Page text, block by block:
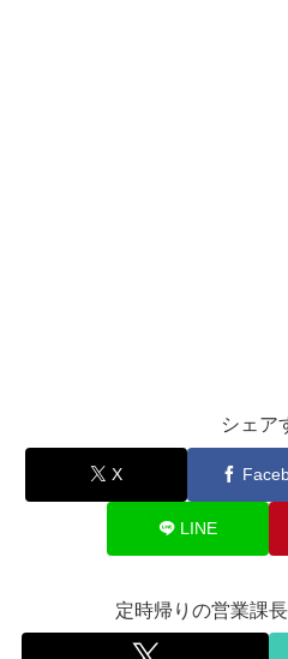
シェア
X
LINE
定時帰りの営業課